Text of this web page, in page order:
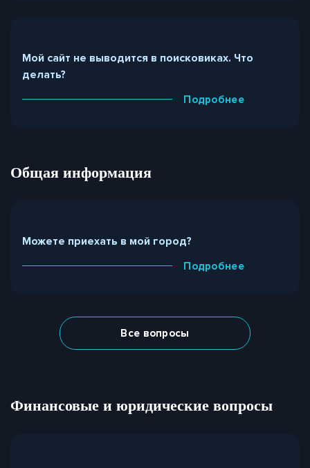
Мой сайт не выводится в поисковиках. Что
делать?
Подробнее
Общая информация
Можете приехать в мой город?
Подробнее
Все вопросы
Финансовые и юридические вопросы